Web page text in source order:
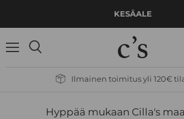
KESÄALE
Ilmainen toimitus yli 120€
Hyppää mukaan Cilla's